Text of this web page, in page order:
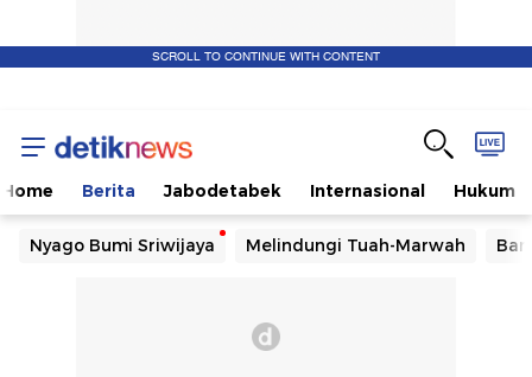
SCROLL TO CONTINUE WITH CONTENT
Home Berita Jabodetabek Internasional Hukum
Nyago Bumi Sriwijaya Melindungi Tuah-Marwah